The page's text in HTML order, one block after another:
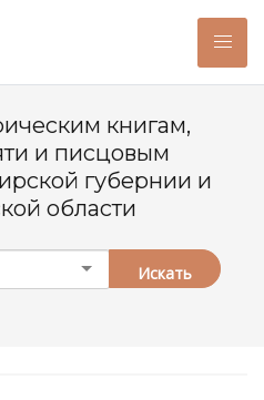
книгам,
и писцовым
губернии и
области
Искать